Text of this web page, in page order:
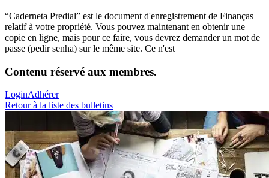
“Caderneta Predial” est le document d'enregistrement de Finanças
relatif à votre propriété. Vous pouvez maintenant en obtenir une
copie en ligne, mais pour ce faire, vous devrez demander un mot de
passe (pedir senha) sur le même site. Ce n'est
Contenu réservé aux membres.
LoginAdhérer
Retour à la liste des bulletins